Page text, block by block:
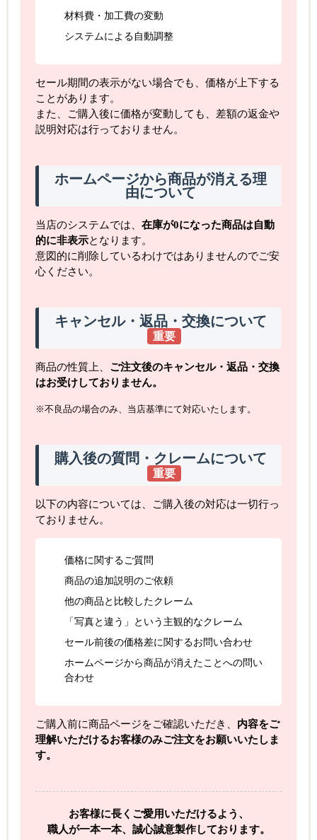
材料費・加工費の変動
システムによる自動調整
セール期間の表示がない場合でも、価格が上下する
ことがあります。
また、ご購入後に価格が変動しても、差額の返金や
説明対応は行っておりません。
ホームページから商品が消える理
由について
当店のシステムでは、 在庫が0になった商品は自動
的に非表示となります。
意図的に削除しているわけではありませんのでご安
心ください。
キャンセル・返品・交換について
重要
商品の性質上、 ご注文後のキャンセル・返品・交換
はお受けしておりません。
※不良品の場合のみ、当店基準にて対応いたします。
購入後の質問・クレームについて
重要
以下の内容については、ご購入後の対応は一切行っ
ておりません。
価格に関するご質問
商品の追加説明のご依頼
他の商品と比較したクレーム
「写真と違う」という主観的なクレーム
セール前後の価格差に関するお問い合わせ
ホームページから商品が消えたことへの問い
合わせ
ご購入前に商品ページをご確認いただき、 内容をご
理解いただけるお客様のみご注文をお願いいたしま
す。
お客様に長くご愛用いただけるよう、
職人が一本一本、誠心誠意製作しております。